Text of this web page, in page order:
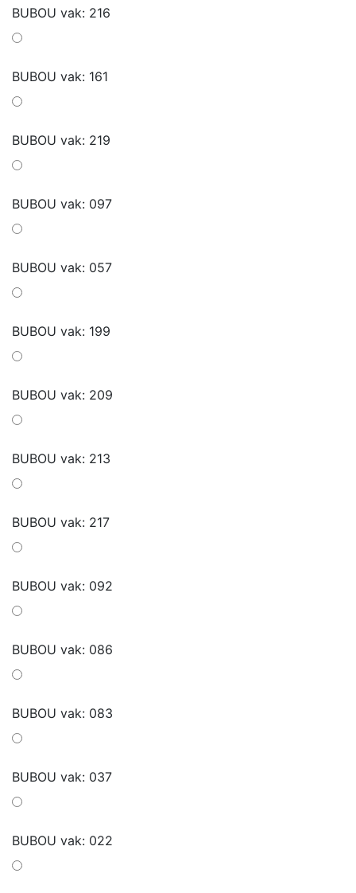
BUBOU vak: 216
BUBOU vak: 161
BUBOU vak: 219
BUBOU vak: 097
BUBOU vak: 057
BUBOU vak: 199
BUBOU vak: 209
BUBOU vak: 213
BUBOU vak: 217
BUBOU vak: 092
BUBOU vak: 086
BUBOU vak: 083
BUBOU vak: 037
BUBOU vak: 022